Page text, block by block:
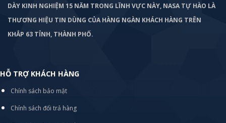
DÀY KINH NGHIỆM 15 NĂM TRONG LĨNH VỰC NÀY, NASA TỰ HÀO LÀ
THƯƠNG HIỆU TIN DÙNG CỦA HÀNG NGÀN KHÁCH HÀNG TRÊN
KHẮP 63 TỈNH, THÀNH PHỐ.
HỖ TRỢ KHÁCH HÀNG
Chính sách bảo mật
Chính sách đổi trả hàng